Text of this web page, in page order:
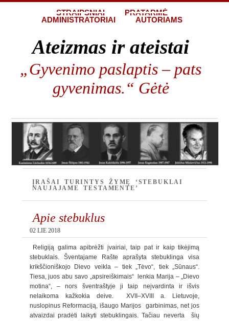
STRAIPSNIAI
PRATARMĖ
ADMINISTRATORIAI
AUTORIAMS
Ateizmas ir ateistai
„Gyvenimo paslaptis – pats
gyvenimas.“ Gėtė
ĮRAŠAI TURINTYS ŽYMĘ ‘STEBUKLAI
NAUJAJAME TESTAMENTE’
Apie stebuklus
02 LIE 2018
Religiją galima apibrėžti įvairiai, taip pat ir kaip tikėjimą
stebuklais. Šventajame Rašte aprašyta stebuklinga visa
krikščioniškojo Dievo veikla – tiek „Tėvo“, tiek „Sūnaus“.
Tiesa, juos abu savo „apsireiškimais“ lenkia Marija – „Dievo
motina“, – nors šventraštyje ji taip neįvardinta ir išvis
nelaikoma kažkokia deive. XVII–XVIII a. Lietuvoje,
nuslopinus Reformaciją, išaugo Marijos garbinimas, net jos
atvaizdai pradėti laikyti stebuklingais. Tačiau neverta šių